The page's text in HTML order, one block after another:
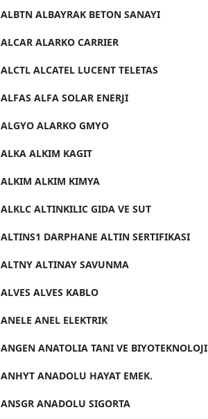
ALBTN ALBAYRAK BETON SANAYI
ALCAR ALARKO CARRIER
ALCTL ALCATEL LUCENT TELETAS
ALFAS ALFA SOLAR ENERJI
ALGYO ALARKO GMYO
ALKA ALKIM KAGIT
ALKIM ALKIM KIMYA
ALKLC ALTINKILIC GIDA VE SUT
ALTINS1 DARPHANE ALTIN SERTIFIKASI
ALTNY ALTINAY SAVUNMA
ALVES ALVES KABLO
ANELE ANEL ELEKTRIK
ANGEN ANATOLIA TANI VE BIYOTEKNOLOJI
ANHYT ANADOLU HAYAT EMEK.
ANSGR ANADOLU SIGORTA